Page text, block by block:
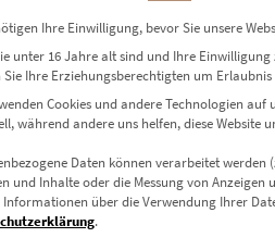
Ihre Einwilligung, bevor Sie unsere
unter 16 Jahre alt sind und Ihre
Sie Ihre Erziehungsberechtigten um
Cookies und andere Technologien auf
während andere uns helfen, diese Website
Daten können verarbeitet werden
und Inhalte oder die Messung von Anzeigen
Informationen über die Verwendung Ihrer
.